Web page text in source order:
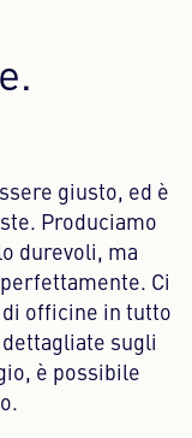
giusto, ed è
Produciamo
durevoli, ma
Ci
di officine in tutto
sugli
è possibile